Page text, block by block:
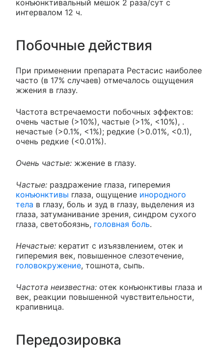
конъюнктивальный мешок 2 раза/сут с
интервалом 12 ч.
Побочные действия
При применении препарата Рестасис наиболее
часто (в 17% случаев) отмечалось ощущения
жжения в глазу.
Частота встречаемости побочных эффектов:
очень частые (>10%), частые (>1%, <10%), .
нечастые (>0.1%, <1%); редкие (>0.01%, <0.1),
очень редкие (<0.01%).
Очень частые: жжение в глазу.
Частые: раздражение глаза, гиперемия
конъюнктивы глаза, ощущение инородного
тела в глазу, боль и зуд в глазу, выделения из
глаза, затуманивание зрения, синдром сухого
глаза, светобоязнь, головная боль.
Нечастые: кератит с изъязвлением, отек и
гиперемия век, повышенное слезотечение,
головокружение, тошнота, сыпь.
Частота неизвестна: отек конъюнктивы глаза и
век, реакции повышенной чувствительности,
крапивница.
Передозировка